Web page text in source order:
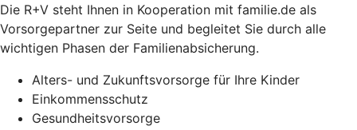
Die R+V steht Ihnen in Kooperation mit familie.de als
Vorsorgepartner zur Seite und begleitet Sie durch alle
wichtigen Phasen der Familienabsicherung.
Alters- und Zukunftsvorsorge für Ihre Kinder
Einkommensschutz
Gesundheitsvorsorge